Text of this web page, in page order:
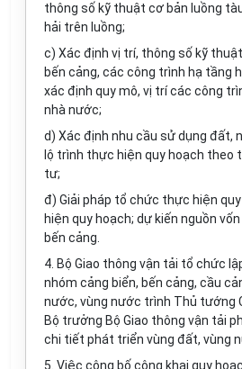
thông số kỹ thuật cơ bản luồng
hải trên luồng;
c) Xác định vị trí, thông số kỹ
bến cảng, các công trình hạ tầng
xác định quy mô, vị trí các công
nhà nước;
d) Xác định nhu cầu sử dụng đất,
lộ trình thực hiện quy hoạch theo
tư;
đ) Giải pháp tổ chức thực hiện
hiện quy hoạch; dự kiến nguồn
bến cảng.
4. Bộ Giao thông vận tải tổ chức
nhóm cảng biển, bến cảng, cầu
nước, vùng nước trình Thủ tướng
Bộ trưởng Bộ Giao thông vận tải
chi tiết phát triển vùng đất, vùng
5. Việc công bố công khai quy